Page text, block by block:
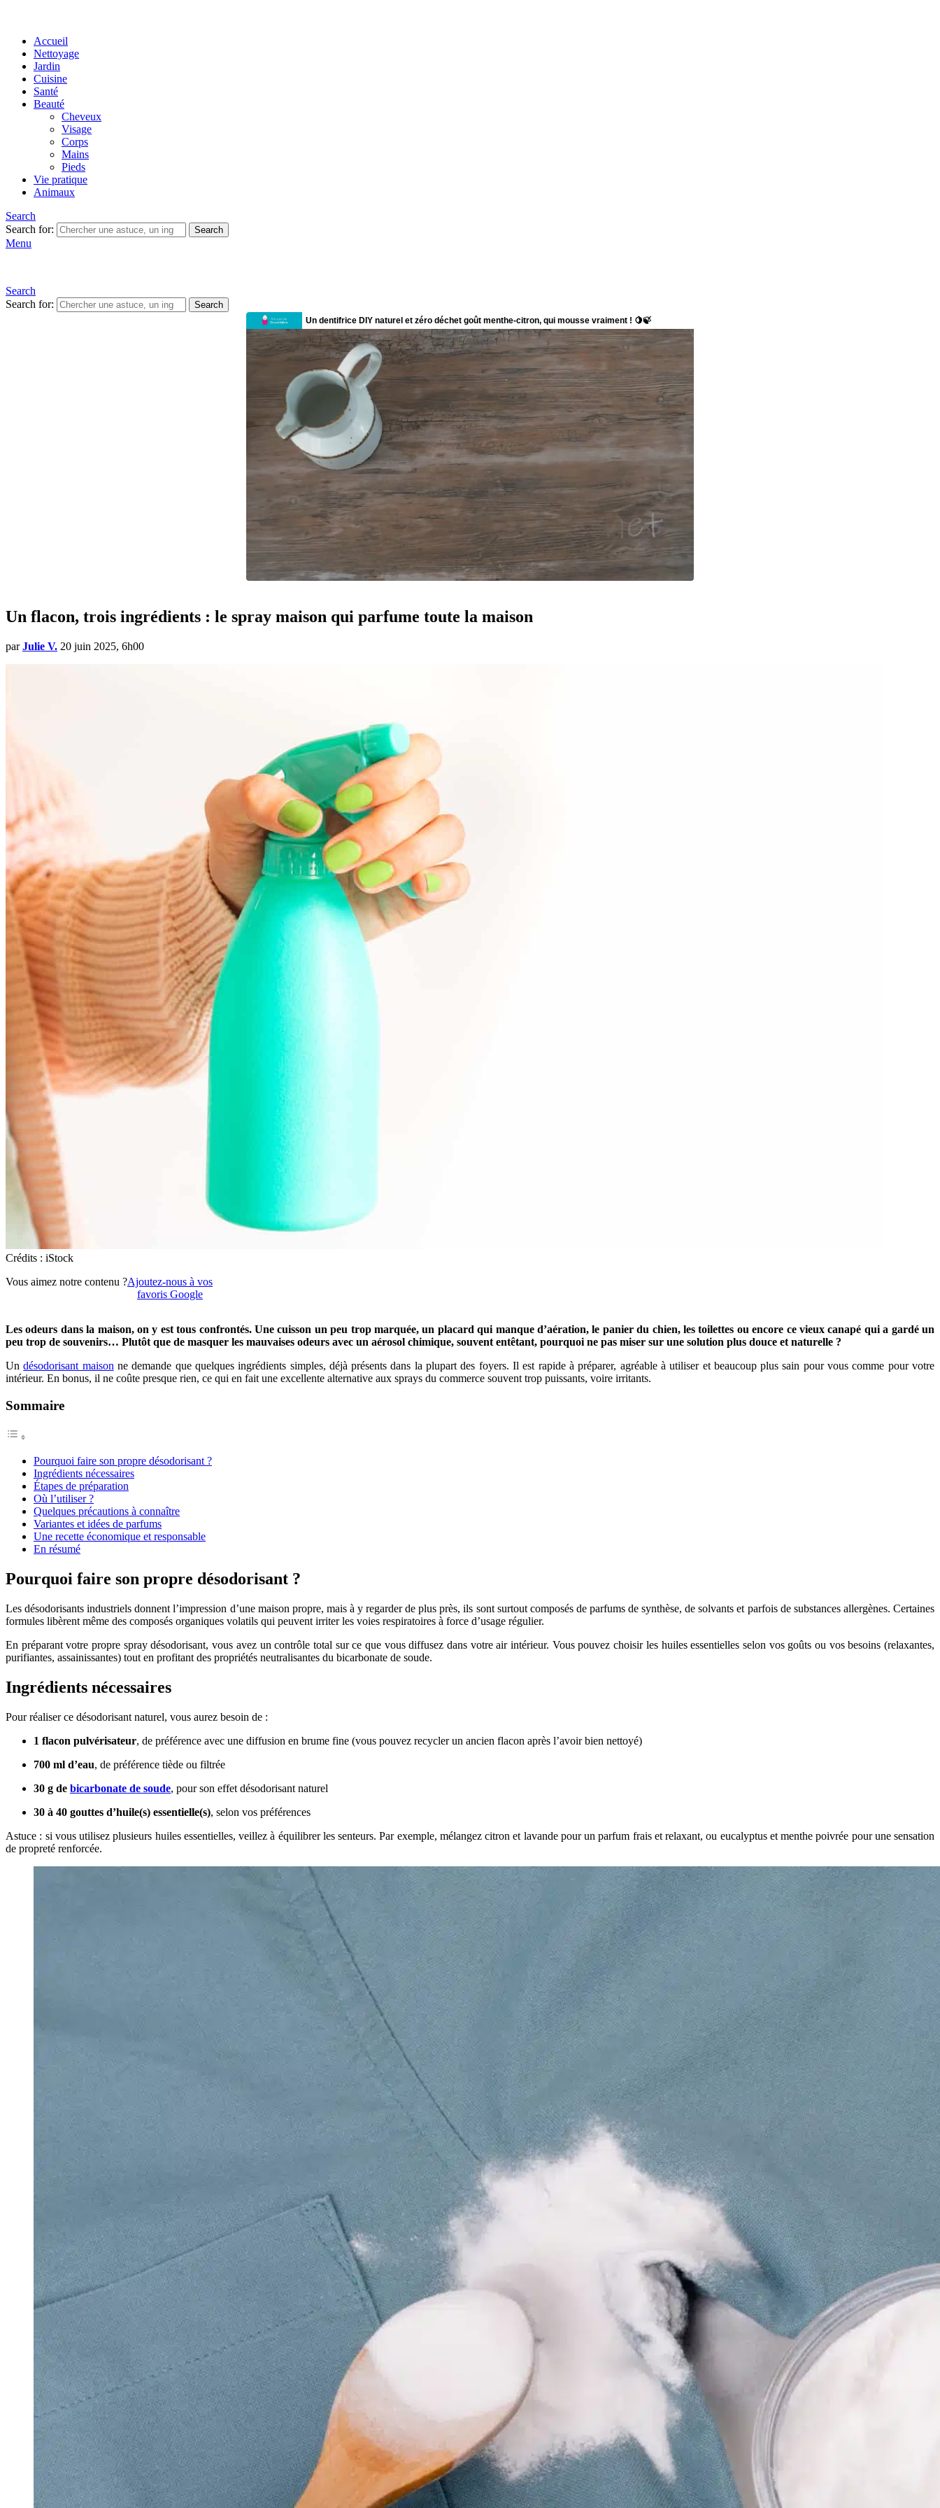
Accueil
Nettoyage
Jardin
Cuisine
Santé
Beauté
Cheveux
Visage
Corps
Mains
Pieds
Vie pratique
Animaux
Search
Search for:
Search
Menu
Search
Search for:
Search
Un flacon, trois ingrédients : le spray maison qui parfume toute la maison
par Julie V. 20 juin 2025, 6h00
Crédits : iStock
Vous aimez notre contenu ?Ajoutez-nous à vos
favoris Google
Les odeurs dans la maison, on y est tous confrontés. Une cuisson un peu trop marquée, un placard qui manque d’aération, le panier du chien, les toilettes ou encore ce vieux canapé qui a gardé un
peu trop de souvenirs… Plutôt que de masquer les mauvaises odeurs avec un aérosol chimique, souvent entêtant, pourquoi ne pas miser sur une solution plus douce et naturelle ?
Undésodorisant maison ne demande que quelques ingrédients simples, déjà présents dans la plupart des foyers. Il est rapide à préparer, agréable à utiliser et beaucoup plus sain pour vous comme pour votre
intérieur. En bonus, il ne coûte presque rien, ce qui en fait une excellente alternative aux sprays du commerce souvent trop puissants, voire irritants.
Sommaire
Pourquoi faire son propre désodorisant ?
Ingrédients nécessaires
Étapes de préparation
Où l’utiliser ?
Quelques précautions à connaître
Variantes et idées de parfums
Une recette économique et responsable
En résumé
Pourquoi faire son propre désodorisant ?
Les désodorisants industriels donnent l’impression d’une maison propre, mais à y regarder de plus près, ils sont surtout composés de parfums de synthèse, de solvants et parfois de substances allergènes. Certaines
formules libèrent même des composés organiques volatils qui peuvent irriter les voies respiratoires à force d’usage régulier.
En préparant votre propre spray désodorisant, vous avez un contrôle total sur ce que vous diffusez dans votre air intérieur. Vous pouvez choisir les huiles essentielles selon vos goûts ou vos besoins (relaxantes,
purifiantes, assainissantes) tout en profitant des propriétés neutralisantes du bicarbonate de soude.
Ingrédients nécessaires
Pour réaliser ce désodorisant naturel, vous aurez besoin de :
1 flacon pulvérisateur, de préférence avec une diffusion en brume fine (vous pouvez recycler un ancien flacon après l’avoir bien nettoyé)
700 ml d’eau, de préférence tiède ou filtrée
30 g de bicarbonate de soude, pour son effet désodorisant naturel
30 à 40 gouttes d’huile(s) essentielle(s), selon vos préférences
Astuce : si vous utilisez plusieurs huiles essentielles, veillez à équilibrer les senteurs. Par exemple, mélangez citron et lavande pour un parfum frais et relaxant, ou eucalyptus et menthe poivrée pour une sensation
de propreté renforcée.